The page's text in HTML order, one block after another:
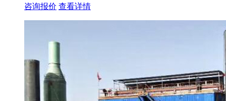
咨询报价 查看详情